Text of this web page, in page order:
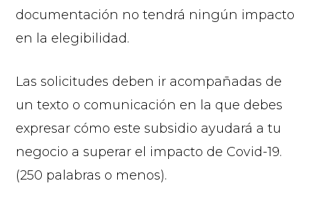
documentación no tendrá ningún impacto
en la elegibilidad.
Las solicitudes deben ir acompañadas de
un texto o comunicación en la que debes
expresar cómo este subsidio ayudará a tu
negocio a superar el impacto de Covid-19.
(250 palabras o menos).